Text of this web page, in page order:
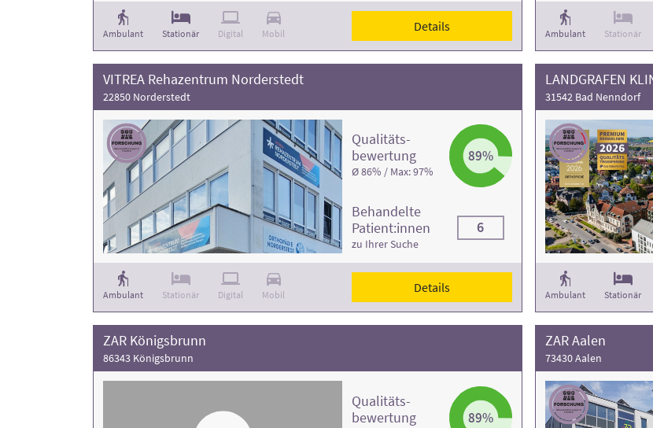
Ambulant Stationär Digital Mobil Details Ambulant Stationär
VITREA Rehazentrum Norderstedt
22850 Norderstedt
Ambulant Stationär Digital Mobil
Qualitäts­
bewertung
Ø 86% / Max: 97%
89%
Behandelte
Patient:innen
zu Ihrer Suche
6
Details
LANDGRAFEN
31542 Bad Nenndorf
Ambulant Stationär
ZAR Königsbrunn
86343 Königsbrunn
Qualitäts­
bewertung
89%
ZAR Aalen
73430 Aalen